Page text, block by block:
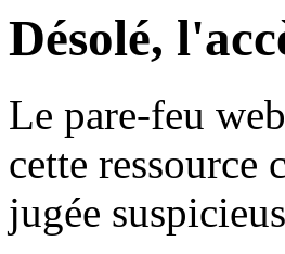
Désolé,
Le pare-feu
cette ressource
jugée